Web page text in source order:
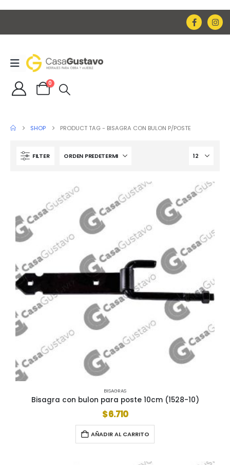
0
SHOP PRODUCT TAG - BISAGRA CON BULON P/POSTE
FILTER
BISAGRAS
Bisagra con bulon para poste 10cm (1528-10)
$6.710
AÑADIR AL CARRITO